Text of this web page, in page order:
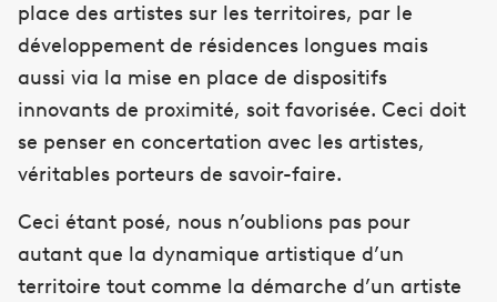
place des artistes sur les territoires, par le
développement de résidences longues mais
aussi via la mise en place de dispositifs
innovants de proximité, soit favorisée. Ceci doit
se penser en concertation avec les artistes,
véritables porteurs de savoir-faire.
Ceci étant posé, nous n’oublions pas pour
autant que la dynamique artistique d’un
territoire tout comme la démarche d’un artiste